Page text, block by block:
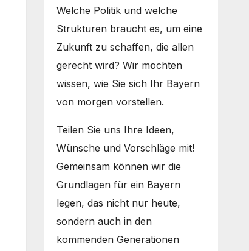
Welche Politik und welche
Strukturen braucht es, um eine
Zukunft zu schaffen, die allen
gerecht wird? Wir möchten
wissen, wie Sie sich Ihr Bayern
von morgen vorstellen.
Teilen Sie uns Ihre Ideen,
Wünsche und Vorschläge mit!
Gemeinsam können wir die
Grundlagen für ein Bayern
legen, das nicht nur heute,
sondern auch in den
kommenden Generationen